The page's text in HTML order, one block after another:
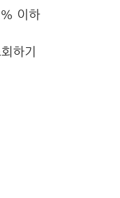
이하